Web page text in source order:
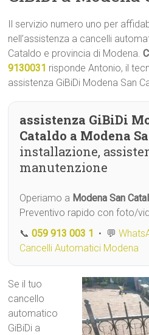
Il servizio numero uno per
nell’assistenza a cancelli
Cataldo e provincia di Modena.
9130031 risponde Antonio, il
assistenza GiBiDi Modena San
assistenza GiBiDi
Cataldo a Modena
installazione,
manutenzione
Operiamo a Modena San
Preventivo rapido con foto/
📞059 913 003 1 • 💬
Cancelli Automatici Modena
Se il tuo
cancello
automatico
GiBiDi a